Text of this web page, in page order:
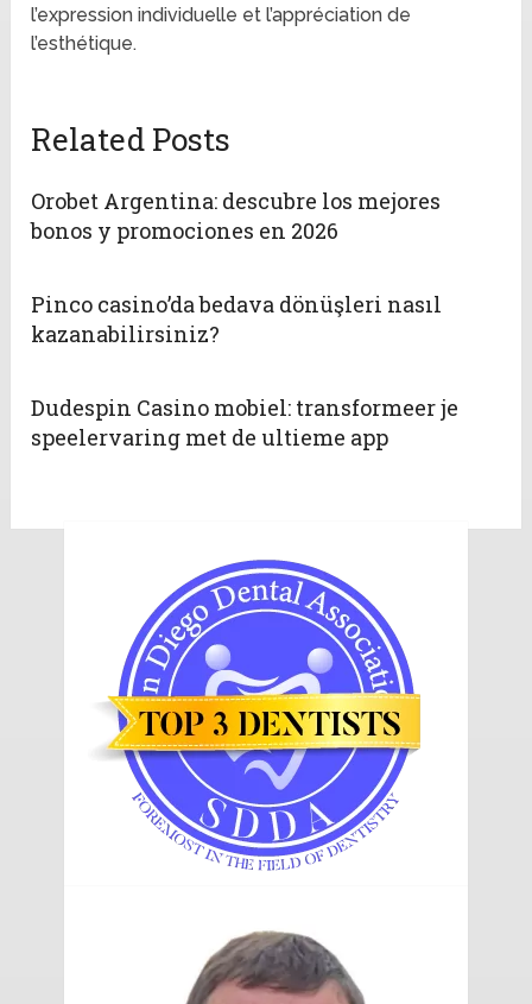
l’expression individuelle et l’appréciation de
l’esthétique.
Related Posts
Orobet Argentina: descubre los mejores
bonos y promociones en 2026
Pinco casino’da bedava dönüşleri nasıl
kazanabilirsiniz?
Dudespin Casino mobiel: transformeer je
speelervaring met de ultieme app